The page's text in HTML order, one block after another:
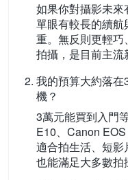
如果你對攝影未來
單眼有較長的續
重。無反則更輕
拍攝，是目前主流
我的預算大約落
機？
3萬元能買到入門
E10、Canon
適合拍生活、短
也能滿足大多數拍